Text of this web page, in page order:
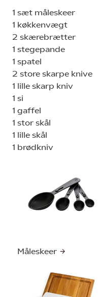
1 sæt måleskeer
1 køkkenvægt
2 skærebrætter
1 stegepande
1 spatel
2 store skarpe knive
1 lille skarp kniv
1 si
1 gaffel
1 stor skål
1 lille skål
1 brødkniv
Måleskeer